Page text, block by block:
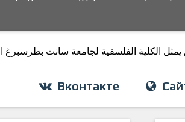
يمثل الكلية الفلسفية لجامعة سانت بطرسبرغ
Вконтакте